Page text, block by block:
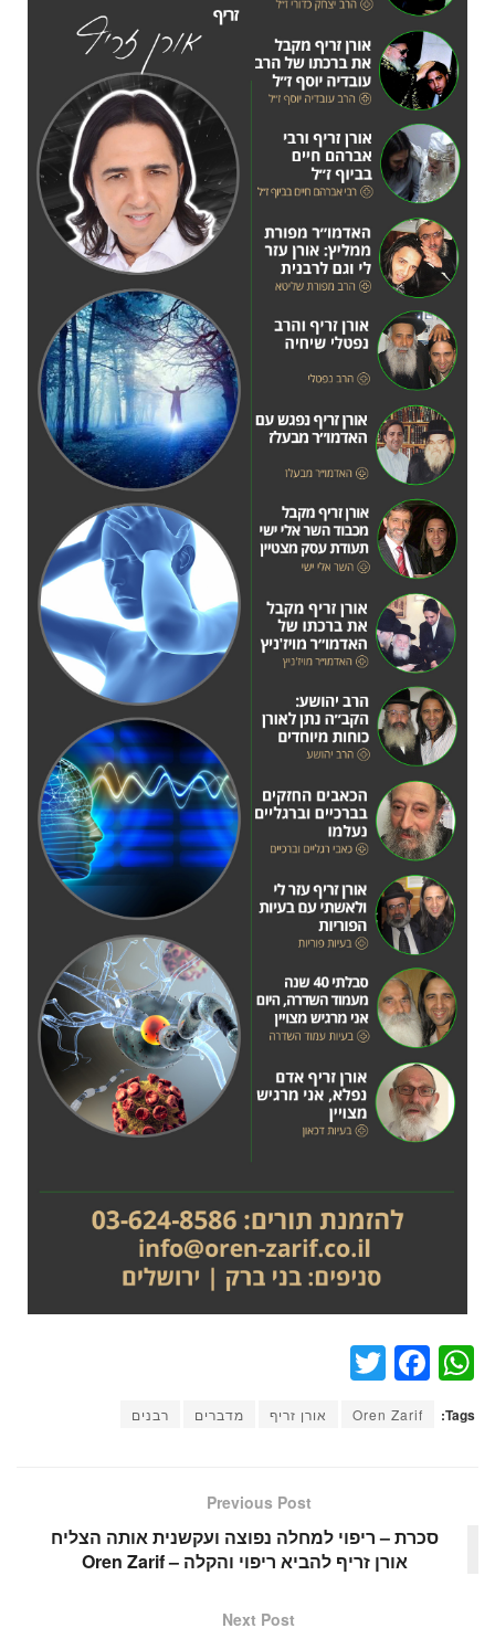
W
h
at
p
F
a
c
o
o
Tags:
Oren Zarif אורן זריף מדברים רבנים
Previous Post
סכרת – ריפוי למחלה נפוצה ועקשנית אותה הצליח
אורן זריף להביא ריפוי והקלה – Oren Zarif
Next Post